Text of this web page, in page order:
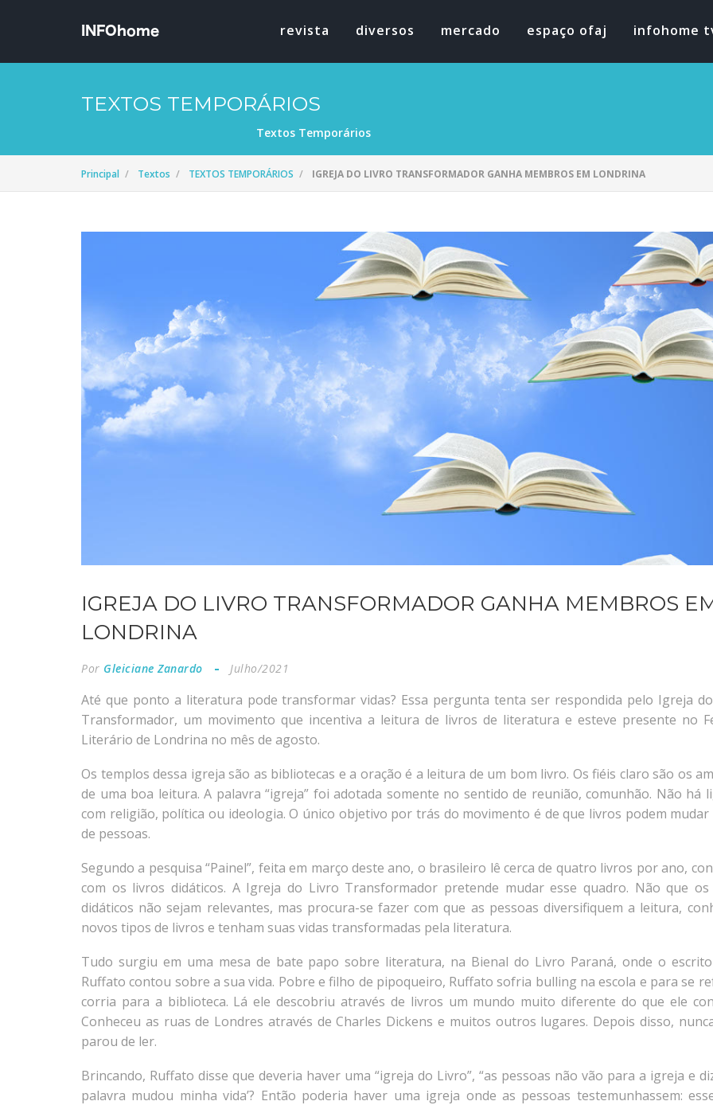
revista diversos mercado espaço ofaj infohome
TEXTOS TEMPORÁRIOS
Textos Temporários
Principal Textos TEXTOS TEMPORÁRIOS IGREJA DO LIVRO TRANSFORMADOR GANHA MEMBROS EM LONDRINA
IGREJA DO LIVRO TRANSFORMADOR GANHA MEMBROS
LONDRINA
Por Gleiciane Zanardo Julho/2021
Até que ponto a literatura pode transformar vidas? Essa pergunta tenta ser respondida pelo Igreja
Transformador, um movimento que incentiva a leitura de livros de literatura e esteve presente no
Literário de Londrina no mês de agosto.
Os templos dessa igreja são as bibliotecas e a oração é a leitura de um bom livro. Os fiéis claro são os
de uma boa leitura. A palavra “igreja” foi adotada somente no sentido de reunião, comunhão. Não há
com religião, política ou ideologia. O único objetivo por trás do movimento é de que livros podem mudar
de pessoas.
Segundo a pesquisa “Painel”, feita em março deste ano, o brasileiro lê cerca de quatro livros por ano,
com os livros didáticos. A Igreja do Livro Transformador pretende mudar esse quadro. Não que
didáticos não sejam relevantes, mas procura-se fazer com que as pessoas diversifiquem a leitura,
novos tipos de livros e tenham suas vidas transformadas pela literatura.
Tudo surgiu em uma mesa de bate papo sobre literatura, na Bienal do Livro Paraná, onde o
Ruffato contou sobre a sua vida. Pobre e filho de pipoqueiro, Ruffato sofria bulling na escola e para se
corria para a biblioteca. Lá ele descobriu através de livros um mundo muito diferente do que ele
Conheceu as ruas de Londres através de Charles Dickens e muitos outros lugares. Depois disso,
parou de ler.
Brincando, Ruffato disse que deveria haver uma “igreja do Livro”, “as pessoas não vão para a igreja e
palavra mudou minha vida’? Então poderia haver uma igreja onde as pessoas testemunhassem: